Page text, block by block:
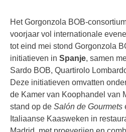
Het Gorgonzola BOB-
voorjaar vol internationale
tot eind mei stond Gorgonzola
initiatieven in Spanje, samen
Sardo BOB, Quartirolo
Deze initiatieven omvatten
de Kamer van Koophandel van
stand op de Salón de Gourmets
Italiaanse Kaasweken in